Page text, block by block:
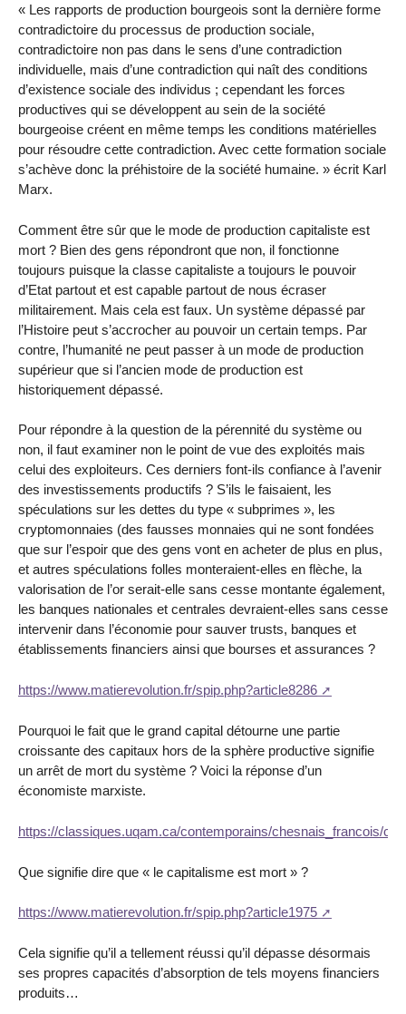
« Les rapports de production bourgeois sont la dernière forme
contradictoire du processus de production sociale,
contradictoire non pas dans le sens d’une contradiction
individuelle, mais d’une contradiction qui naît des conditions
d’existence sociale des individus ; cependant les forces
productives qui se développent au sein de la société
bourgeoise créent en même temps les conditions matérielles
pour résoudre cette contradiction. Avec cette formation sociale
s’achève donc la préhistoire de la société humaine. » écrit Karl
Marx.
Comment être sûr que le mode de production capitaliste est
mort ? Bien des gens répondront que non, il fonctionne
toujours puisque la classe capitaliste a toujours le pouvoir
d’Etat partout et est capable partout de nous écraser
militairement. Mais cela est faux. Un système dépassé par
l’Histoire peut s’accrocher au pouvoir un certain temps. Par
contre, l’humanité ne peut passer à un mode de production
supérieur que si l’ancien mode de production est
historiquement dépassé.
Pour répondre à la question de la pérennité du système ou
non, il faut examiner non le point de vue des exploités mais
celui des exploiteurs. Ces derniers font-ils confiance à l’avenir
des investissements productifs ? S’ils le faisaient, les
spéculations sur les dettes du type « subprimes », les
cryptomonnaies (des fausses monnaies qui ne sont fondées
que sur l’espoir que des gens vont en acheter de plus en plus,
et autres spéculations folles monteraient-elles en flèche, la
valorisation de l’or serait-elle sans cesse montante également,
les banques nationales et centrales devraient-elles sans cesse
intervenir dans l’économie pour sauver trusts, banques et
établissements financiers ainsi que bourses et assurances ?
https://www.matierevolution.fr/spip.php?article8286
Pourquoi le fait que le grand capital détourne une partie
croissante des capitaux hors de la sphère productive signifie
un arrêt de mort du système ? Voici la réponse d’un
économiste marxiste.
https://classiques.uqam.ca/contemporains/chesnais_francois/
Que signifie dire que « le capitalisme est mort » ?
https://www.matierevolution.fr/spip.php?article1975
Cela signifie qu’il a tellement réussi qu’il dépasse désormais
ses propres capacités d’absorption de tels moyens financiers
produits…